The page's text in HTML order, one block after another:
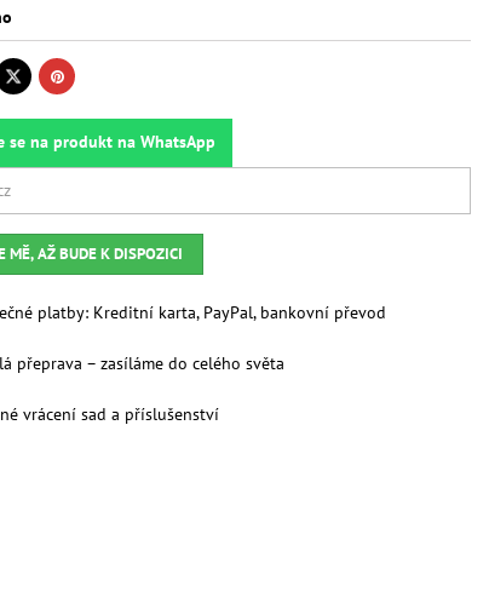
se na produkt na WhatsApp
MĚ, AŽ BUDE K DISPOZICI
platby: Kreditní karta, PayPal, bankovní převod
přeprava – zasíláme do celého světa
vrácení sad a příslušenství